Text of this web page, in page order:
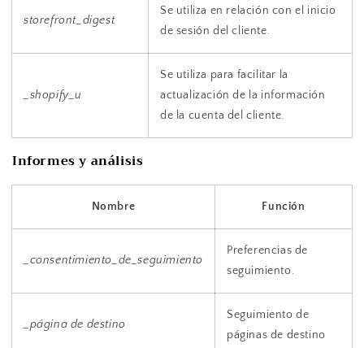
storefront_digest
Se utiliza en relación con el inicio
de sesión del cliente.
_shopify_u
Se utiliza para facilitar la
actualización de la información
de la cuenta del cliente.
Informes y análisis
Nombre Función
_consentimiento_de_seguimiento
Preferencias de
seguimiento.
_página de destino
Seguimiento de
páginas de destino